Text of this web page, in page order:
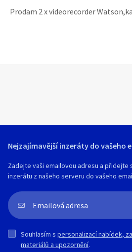
Prodam 2 x videorecorder
Nejzajímavější inzeráty do vašeho
Zadejte vaši emailovou adresu a přidejte
inzerátu z našeho serveru do vašeho
Souhlasím s personalizací nabídek,
materiálů a upozornění.